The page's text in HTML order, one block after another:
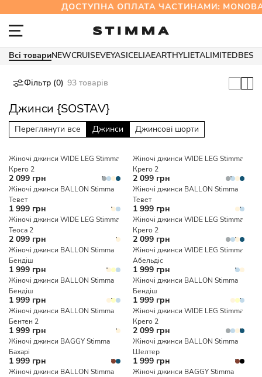
ДОСТУПНА ОПЛАТА ЧАСТИНАМИ:
Всі товариNEWCRUISEVEYASICELIAEARTHYLIETALIMITED
Фільтр (0) 93 товарів
Джинси {SOSTAV}
Переглянути все Джинси Джинсові шорти
Жіночі джинси WIDE LEG Stimma
Крего 2
2 099 грн
Жіночі джинси WIDE LEG Stimma
Крего 2
2 099 грн
Жіночі джинси BALLON Stimma
Тевет
1 999 грн
Жіночі джинси BALLON Stimma
Тевет
1 999 грн
Жіночі джинси WIDE LEG Stimma
Теоса 2
2 099 грн
Жіночі джинси WIDE LEG Stimma
Крего 2
2 099 грн
Жіночі джинси BALLON Stimma
Бендіш
1 999 грн
Жіночі джинси WIDE LEG Stimma
Абельдіс
1 999 грн
Жіночі джинси BALLON Stimma
Бендіш
1 999 грн
Жіночі джинси BALLON Stimma
Бендіш
1 999 грн
Жіночі джинси BALLON Stimma
Бентен 2
1 999 грн
Жіночі джинси WIDE LEG Stimma
Крего 2
2 099 грн
Жіночі джинси BAGGY Stimma
Бахарі
1 999 грн
Жіночі джинси BALLON Stimma
Шелтер
1 999 грн
Жіночі джинси BALLON Stimma
Жіночі джинси BAGGY Stimma